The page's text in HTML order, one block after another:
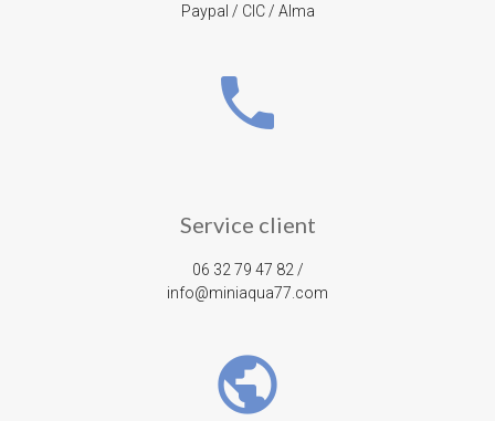
Paypal / CIC / Alma
phone
Service client
06 32 79 47 82 /
info@miniaqua77.com
public